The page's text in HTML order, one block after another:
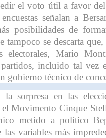
el voto útil a favor
señalan a
posibilidades de
tampoco se descarta
electorales, Mario
incluido tal vez
gobierno técnico de
la sorpresa en las
Movimento Cinque
metido a político
las variables más